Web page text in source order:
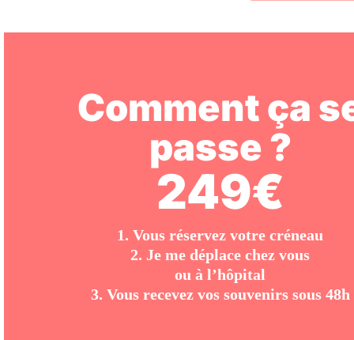
Comment ça
passe ?
249€
1. Vous réservez votre créneau
2. Je me déplace chez vous
ou à l’hôpital
3. Vous recevez vos souvenirs sous 48h